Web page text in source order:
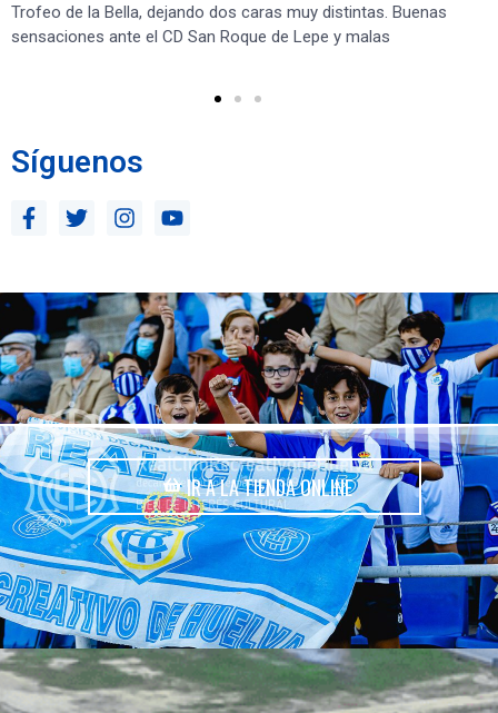
Trofeo de la Bella, dejando dos caras muy distintas. Buenas
sensaciones ante el CD San Roque de Lepe y malas
Síguenos
IR A LA TIENDA ONLINE